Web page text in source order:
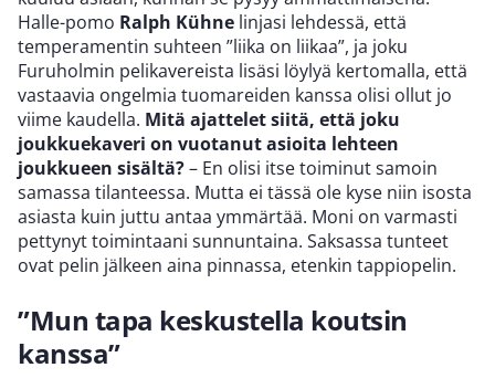
Halle-pomo Ralph Kühne linjasi lehdessä, että
temperamentin suhteen ”liika on liikaa”, ja joku
Furuholmin pelikavereista lisäsi löylyä kertomalla, että
vastaavia ongelmia tuomareiden kanssa olisi ollut jo
viime kaudella. Mitä ajattelet siitä, että joku
joukkuekaveri on vuotanut asioita lehteen
joukkueen sisältä?– En olisi itse toiminut samoin
samassa tilanteessa. Mutta ei tässä ole kyse niin isosta
asiasta kuin juttu antaa ymmärtää. Moni on varmasti
pettynyt toimintaani sunnuntaina. Saksassa tunteet
ovat pelin jälkeen aina pinnassa, etenkin tappiopelin.
”Mun tapa keskustella koutsin
kanssa”